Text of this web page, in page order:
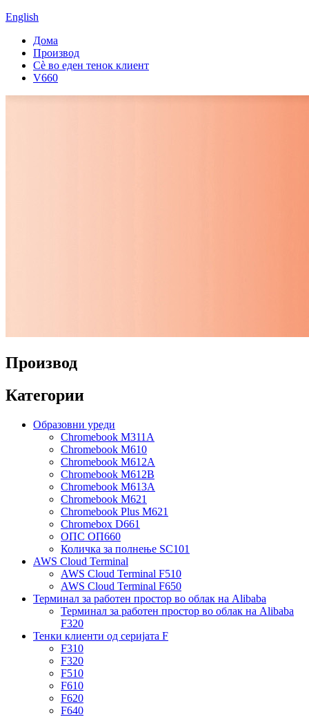
English
Дома
Производ
Сè во еден тенок клиент
V660
Производ
Категории
Образовни уреди
Chromebook M311A
Chromebook M610
Chromebook M612A
Chromebook M612B
Chromebook M613A
Chromebook M621
Chromebook Plus M621
Chromebox D661
ОПС ОП660
Количка за полнење SC101
AWS Cloud Terminal
AWS Cloud Terminal F510
AWS Cloud Terminal F650
Терминал за работен простор во облак на Alibaba
Терминал за работен простор во облак на Alibaba
F320
Тенки клиенти од серијата F
F310
F320
F510
F610
F620
F640